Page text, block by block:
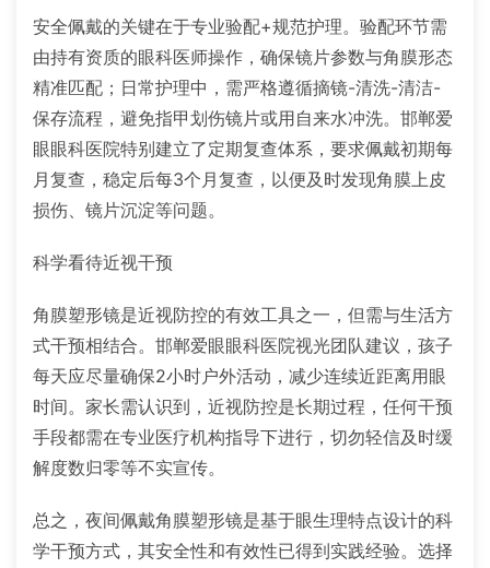
安全佩戴的关键在于专业验配+规范护理。验配环节需
由持有资质的眼科医师操作，确保镜片参数与角膜形态
精准匹配；日常护理中，需严格遵循摘镜-清洗-清洁-
保存流程，避免指甲划伤镜片或用自来水冲洗。邯郸爱
眼眼科医院特别建立了定期复查体系，要求佩戴初期每
月复查，稳定后每3个月复查，以便及时发现角膜上皮
损伤、镜片沉淀等问题。
科学看待近视干预
角膜塑形镜是近视防控的有效工具之一，但需与生活方
式干预相结合。邯郸爱眼眼科医院视光团队建议，孩子
每天应尽量确保2小时户外活动，减少连续近距离用眼
时间。家长需认识到，近视防控是长期过程，任何干预
手段都需在专业医疗机构指导下进行，切勿轻信及时缓
解度数归零等不实宣传。
总之，夜间佩戴角膜塑形镜是基于眼生理特点设计的科
学干预方式，其安全性和有效性已得到实践经验。选择